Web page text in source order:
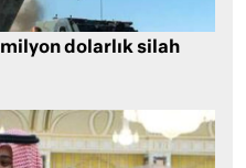
milyon dolarlık silah